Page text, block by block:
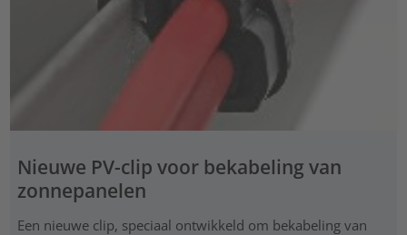
Nieuwe PV-clip voor bekabeling van
zonnepanelen
Een nieuwe clip, speciaal ontwikkeld om bekabeling van